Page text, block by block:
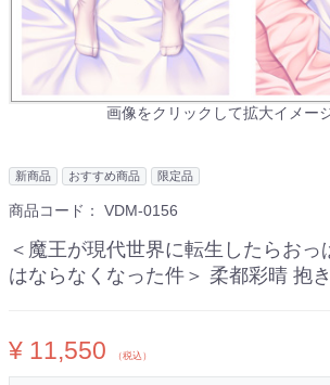
画像をクリックして拡大イメー
新商品 おすすめ商品 限定品
商品コード： VDM-0156
＜魔王が現代世界に転生したらおっ
はならなくなった件＞ 柔都彩晴 抱
¥ 11,550 （税込）